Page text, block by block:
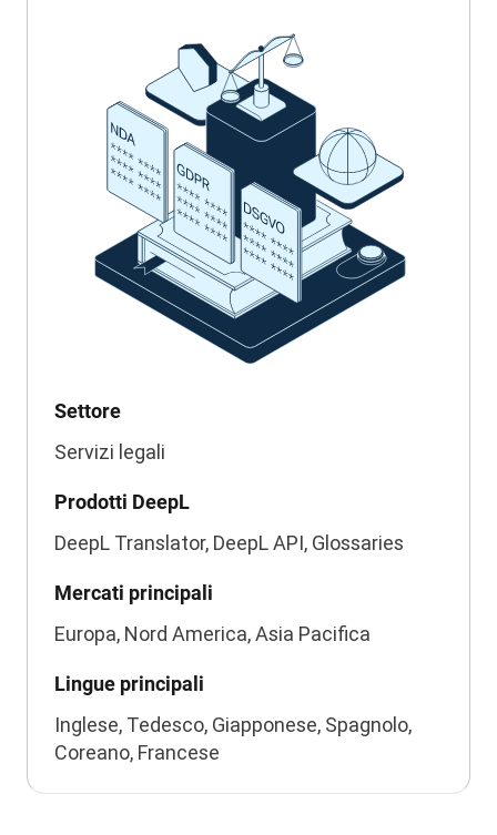
Settore
Servizi legali
Prodotti DeepL
DeepL Translator, DeepL API, Glossaries
Mercati principali
Europa, Nord America, Asia Pacifica
Lingue principali
Inglese, Tedesco, Giapponese, Spagnolo,
Coreano, Francese